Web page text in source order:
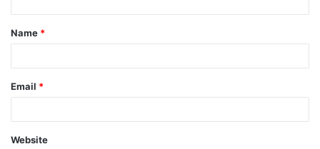
Name *
Email *
Website